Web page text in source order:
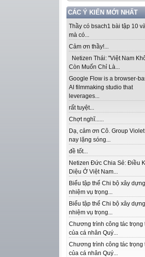
CÁC Ý KIẾN MỚI NHẤT
Thầy có bsach1 bài tập 10
mà có...
Cảm ơn thầy!...
Netizen Thái: "Việt Nam
Còn Muốn Chỉ Là...
Google Flow is a browser-
AI filmmaking studio that
leverages...
rất tuyệt...
Chợt nghĩ......
Dạ, cảm ơn Cô. Group
nay lặng sóng...
đề tốt...
Netizen Đức Chia Sẻ: Điều
Diệu Ở Việt Nam...
Biểu tập thể Chi bộ xây dựng
nhiệm vụ trọng...
Biểu tập thể Chi bộ xây dựng
nhiệm vụ trọng...
Chương trình công tác trọng
của cá nhân Quý...
Chương trình công tác trọng
của cá nhân Quý...